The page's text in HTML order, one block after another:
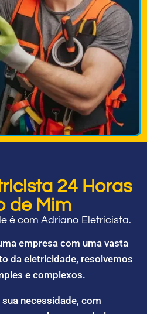
24 Horas
de Mim
é com Adriano Eletricista.
empresa com uma vasta
da eletricidade, resolvemos
e complexos.
necessidade, com